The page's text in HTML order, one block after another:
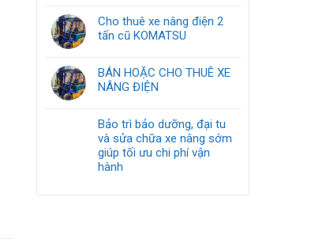
Cho thuê xe nâng điện 2
tấn cũ KOMATSU
BÁN HOẶC CHO THUÊ XE
NÂNG ĐIỆN
Bảo trì bảo dưỡng, đại tu
và sửa chữa xe nâng sớm
giúp tối ưu chi phí vận
hành